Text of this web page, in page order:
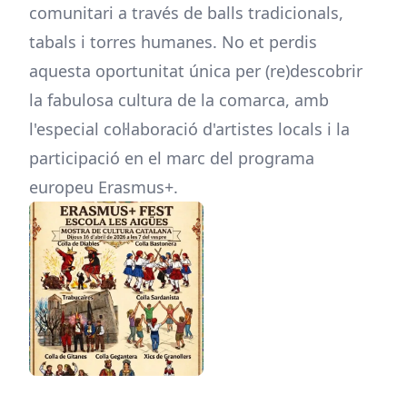
comunitari a través de balls tradicionals,
tabals i torres humanes. No et perdis
aquesta oportunitat única per (re)descobrir
la fabulosa cultura de la comarca, amb
l'especial col·laboració d'artistes locals i la
participació en el marc del programa
europeu Erasmus+.